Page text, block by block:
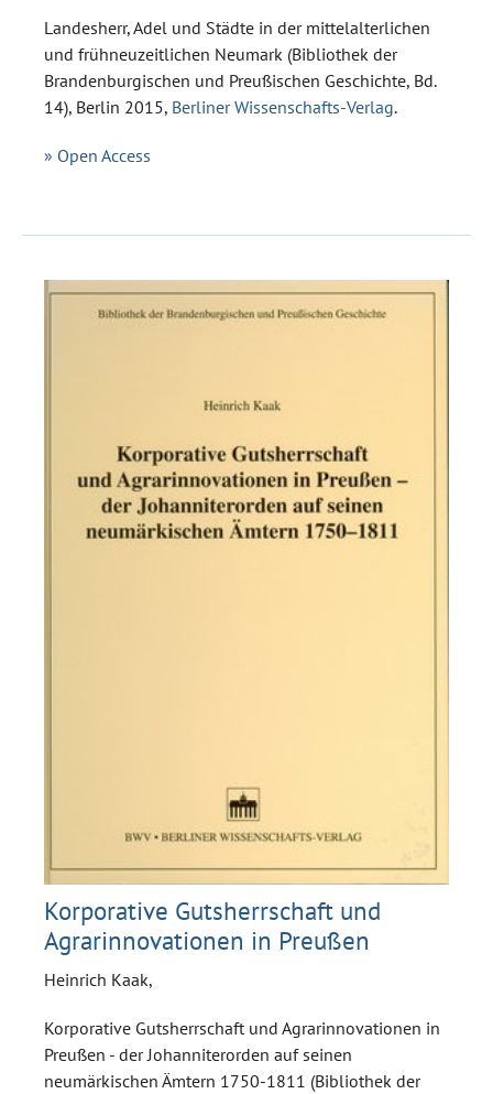
Landesherr, Adel und Städte in der mittelalterlichen
und frühneuzeitlichen Neumark (Bibliothek der
Brandenburgischen und Preußischen Geschichte, Bd.
14), Berlin 2015, Berliner Wissenschafts-Verlag.
» Open Access
Korporative Gutsherrschaft und
Agrarinnovationen in Preußen
Heinrich Kaak,
Korporative Gutsherrschaft und Agrarinnovationen in
Preußen - der Johanniterorden auf seinen
neumärkischen Ämtern 1750-1811 (Bibliothek der